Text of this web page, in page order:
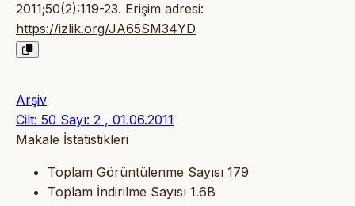
2011;50(2):119-23. Erişim adresi:
https://izlik.org/JA65SM34YD
Arşiv
Cilt: 50 Sayı: 2 , 01.06.2011
Makale İstatistikleri
Toplam Görüntülenme Sayısı 179
Toplam İndirilme Sayısı 1.6B